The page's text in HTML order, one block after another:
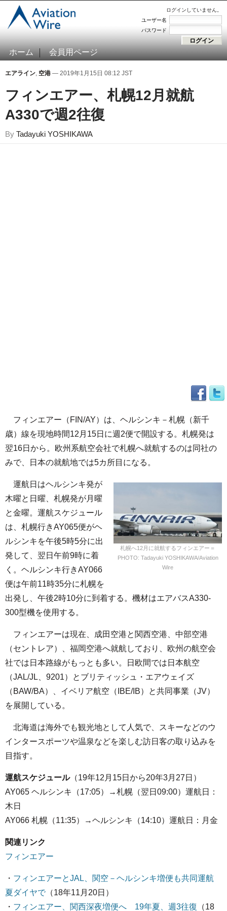
ログインしていません。
ユーザー名
パスワード
ホーム 会員用ページ
エアライン, 空港 — 2019年1月15日 08:12 JST
フィンエアー、札幌12月就航
A330で週2往復
By Tadayuki YOSHIKAWA
フィンエアー（FIN/AY）は、ヘルシンキ－札幌（新千
歳）線を現地時間12月15日に週2便で開設する。札幌発は
翌16日から。欧州系航空会社で札幌へ就航するのは同社の
みで、日本の就航地では5カ所目になる。
札幌へ12月に就航するフィンエアー＝
PHOTO: Tadayuki YOSHIKAWA/Aviation
Wire
運航日はヘルシンキ発が
木曜と日曜、札幌発が月曜
と金曜。運航スケジュール
は、札幌行きAY065便がヘ
ルシンキを午後5時5分に出
発して、翌日午前9時に着
く。ヘルシンキ行きAY066
便は午前11時35分に札幌を
出発し、午後2時10分に到着する。機材はエアバスA330-
300型機を使用する。
フィンエアーは現在、成田空港と関西空港、中部空港
（セントレア）、福岡空港へ就航しており、欧州の航空会
社では日本路線がもっとも多い。日欧間では日本航空
（JAL/JL、9201）とブリティッシュ・エアウェイズ
（BAW/BA）、イベリア航空（IBE/IB）と共同事業（JV）
を展開している。
北海道は海外でも観光地として人気で、スキーなどのウ
インタースポーツや温泉などを楽しむ訪日客の取り込みを
目指す。
運航スケジュール（19年12月15日から20年3月27日）
AY065 ヘルシンキ（17:05）→札幌（翌日09:00）運航日：
木日
AY066 札幌（11:35）→ヘルシンキ（14:10）運航日：月金
関連リンク
フィンエアー
・ フィンエアーとJAL、関空－ヘルシンキ増便も共同運航
夏ダイヤで（18年11月20日）
・ フィンエアー、関西深夜増便へ 19年夏、週3往復 （18